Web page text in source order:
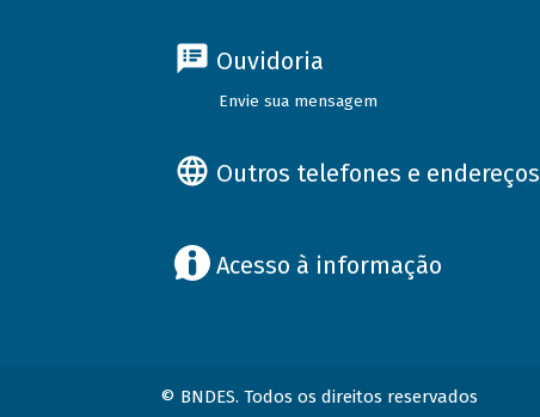
Ouvidoria
Envie sua mensagem
Outros telefones e endereços
Acesso à informação
© BNDES. Todos os direitos reservados